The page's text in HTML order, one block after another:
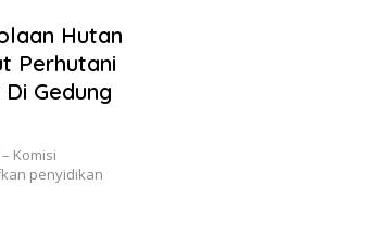
Hutan
Perhutani
Gedung
Komisi
penyidikan